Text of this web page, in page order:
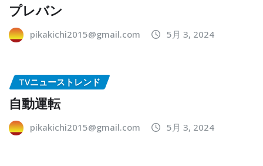
プレバン
pikakichi2015@gmail.com 5月 3, 2024
TVニューストレンド
自動運転
pikakichi2015@gmail.com 5月 3, 2024